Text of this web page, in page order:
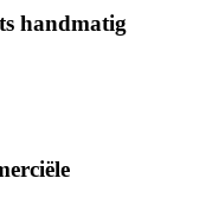
handmatig